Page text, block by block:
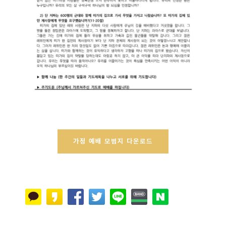
가정 예배 모범지 다운로드